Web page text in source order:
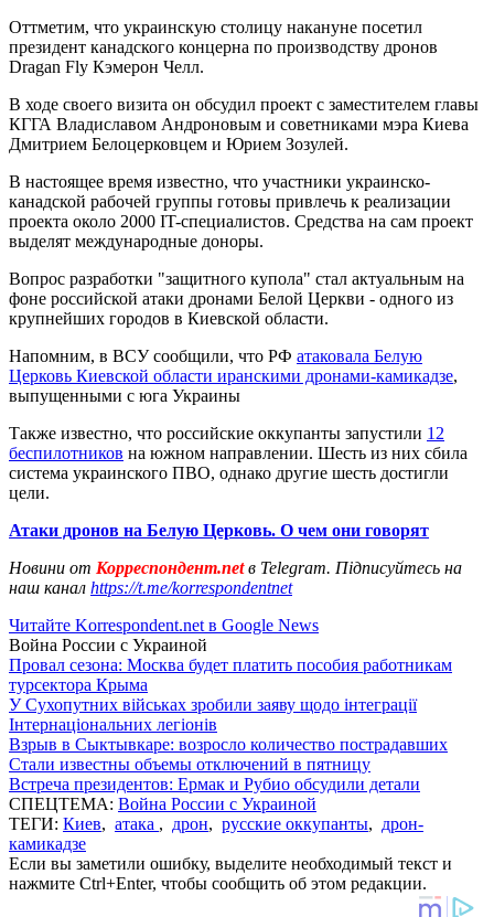
Оттметим, что украинскую столицу накануне посетил
президент канадского концерна по производству дронов
Dragan Fly Кэмерон Челл.
В ходе своего визита он обсудил проект с заместителем главы
КГГА Владиславом Андроновым и советниками мэра Киева
Дмитрием Белоцерковцем и Юрием Зозулей.
В настоящее время известно, что участники украинско-
канадской рабочей группы готовы привлечь к реализации
проекта около 2000 IT-специалистов. Средства на сам проект
выделят международные доноры.
Вопрос разработки "защитного купола" стал актуальным на
фоне российской атаки дронами Белой Церкви - одного из
крупнейших городов в Киевской области.
Напомним, в ВСУ сообщили, что РФ атаковала Белую
Церковь Киевской области иранскими дронами-камикадзе,
выпущенными с юга Украины
Также известно, что российские оккупанты запустили 12
беспилотников на южном направлении. Шесть из них сбила
система украинского ПВО, однако другие шесть достигли
цели.
Атаки дронов на Белую Церковь. О чем они говорят
Новини от Корреспондент.netв Telegram. Підписуйтесь на
наш канал https://t.me/korrespondentnet
Читайте Korrespondent.net в Google News
Война России с Украиной
Провал сезона: Москва будет платить пособия работникам
турсектора Крыма
У Сухопутних військах зробили заяву щодо інтеграції
Інтернаціональних легіонів
Взрыв в Сыктывкаре: возросло количество пострадавших
Стали известны объемы отключений в пятницу
Встреча президентов: Ермак и Рубио обсудили детали
СПЕЦТЕМА: Война России с Украиной
ТЕГИ: Киев, атака , дрон, русские оккупанты, дрон-
камикадзе
Если вы заметили ошибку, выделите необходимый текст и
нажмите Ctrl+Enter, чтобы сообщить об этом редакции.